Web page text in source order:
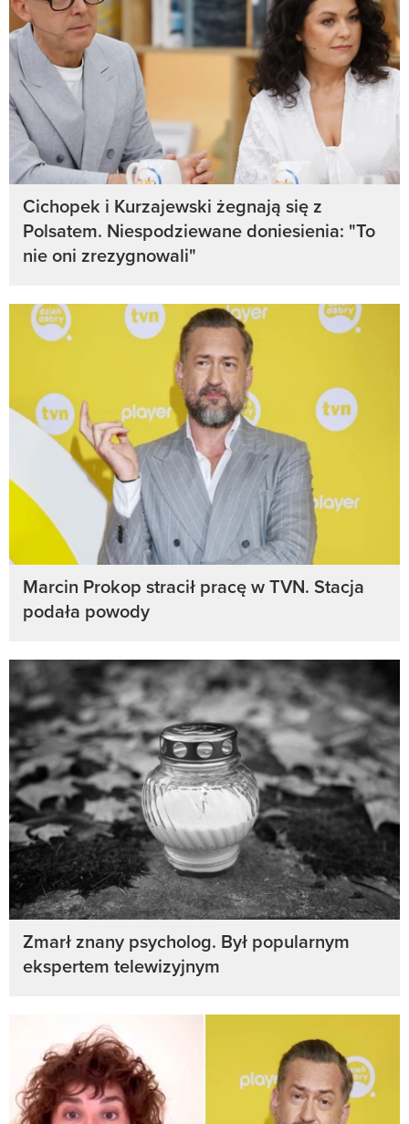
Cichopek i Kurzajewski żegnają się z
Polsatem. Niespodziewane doniesienia: "To
nie oni zrezygnowali"
Marcin Prokop stracił pracę w TVN. Stacja
podała powody
Zmarł znany psycholog. Był popularnym
ekspertem telewizyjnym